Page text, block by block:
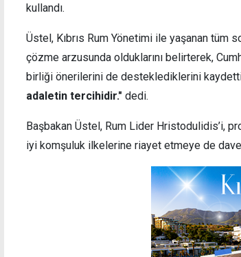
kullandı.
Üstel, Kıbrıs Rum Yönetimi ile yaşanan tüm
çözme arzusunda olduklarını belirterek,
birliği önerilerini de desteklediklerini
adaletin tercihidir." dedi.
Başbakan Üstel, Rum Lider Hristodulidis’i,
iyi komşuluk ilkelerine riayet etmeye de